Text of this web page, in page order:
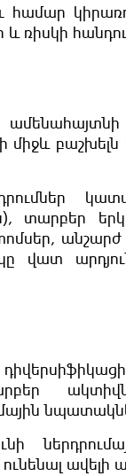
համար
ռիսկի
բաշխելն
տարբեր
անշարժ